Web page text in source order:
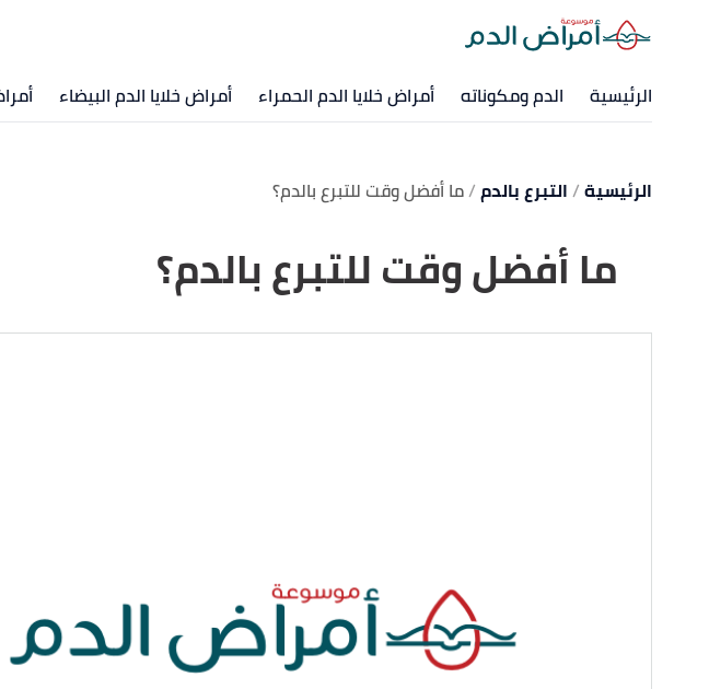
الرئيسية الدم ومكوناته أمراض خلايا الدم الحمراء أمراض خلايا الدم البيضاء
الرئيسية التبرع بالدم ما أفضل وقت للتبرع بالدم؟
ما أفضل وقت للتبرع بالدم؟